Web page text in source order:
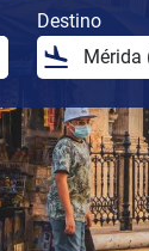
Destino